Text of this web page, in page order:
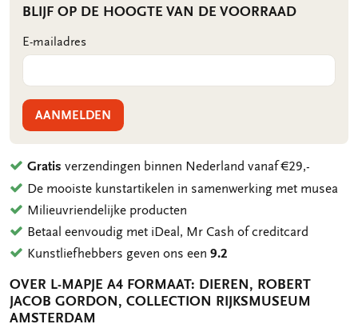
BLIJF OP DE HOOGTE VAN DE VOORRAAD
E-mailadres
AANMELDEN
Gratis verzendingen binnen Nederland vanaf €29,-
De mooiste kunstartikelen in samenwerking met musea
Milieuvriendelijke producten
Betaal eenvoudig met iDeal, Mr Cash of creditcard
Kunstliefhebbers geven ons een9.2
OVER L-MAPJE A4 FORMAAT: DIEREN, ROBERT
JACOB GORDON, COLLECTION RIJKSMUSEUM
AMSTERDAM